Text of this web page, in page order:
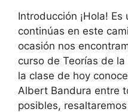
Introducción ¡Hola!
continúas en este
ocasión nos
curso de Teorías de
la clase de hoy
Albert Bandura entre
posibles,